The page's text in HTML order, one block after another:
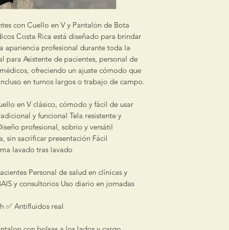
con Cuello en V y Pantalón de Bota
Costa Rica está diseñado para brindar
apariencia profesional durante toda la
para Asistente de pacientes, personal de
ofreciendo un ajuste cómodo que
en turnos largos o trabajo de campo.
en V clásico, cómodo y fácil de usar
y funcional Tela resistente y
profesional, sobrio y versátil
sacrificar presentación Fácil
lavado tras lavado
Personal de salud en clínicas y
y consultorios Uso diario en jornadas
✅ Antifluidos real